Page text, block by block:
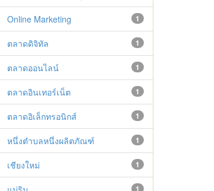
1
Online Marketing
1
ตลาดดิจิทัล
1
ตลาดออนไลน์
1
ตลาดอินเทอร์เน็ต
1
ตลาดอิเล็กทรอนิกส์
1
หนึ่งตำบลหนึ่งผลิตภัณฑ์
1
เชียงใหม่
1